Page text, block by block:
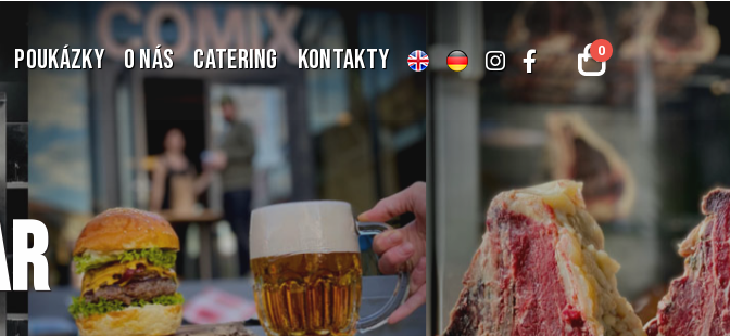
POUKÁZKY O NÁS CATERING KONTAKTY 0